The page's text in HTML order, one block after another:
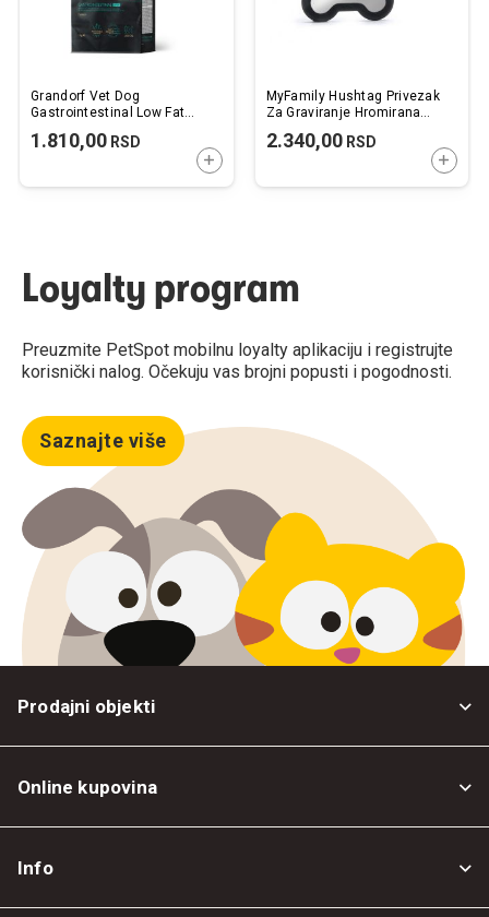
Grandorf Vet Dog
Gastrointestinal Low Fat
1.810,00 RSD
DODAJTE U KORPU
MyFamily Hushtag Privezak
Za Graviranje Hromirana
2.340,00RSD
Loyalty program
Preuzmite PetSpot mobilnu loyalty aplikaciju i registrujte
korisnički nalog. Očekuju vas brojni popusti i pogodnosti.
Saznajte više
Prodajni objekti
Online kupovina
Info